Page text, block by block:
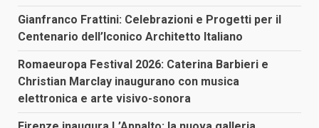
Gianfranco Frattini: Celebrazioni e Progetti per il
Centenario dell’Iconico Architetto Italiano
Romaeuropa Festival 2026: Caterina Barbieri e
Christian Marclay inaugurano con musica
elettronica e arte visivo-sonora